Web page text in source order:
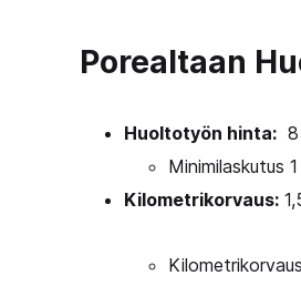
Porealtaan
Huoltotyön hinta:
Minimilaskutus
Kilometrikorvaus: